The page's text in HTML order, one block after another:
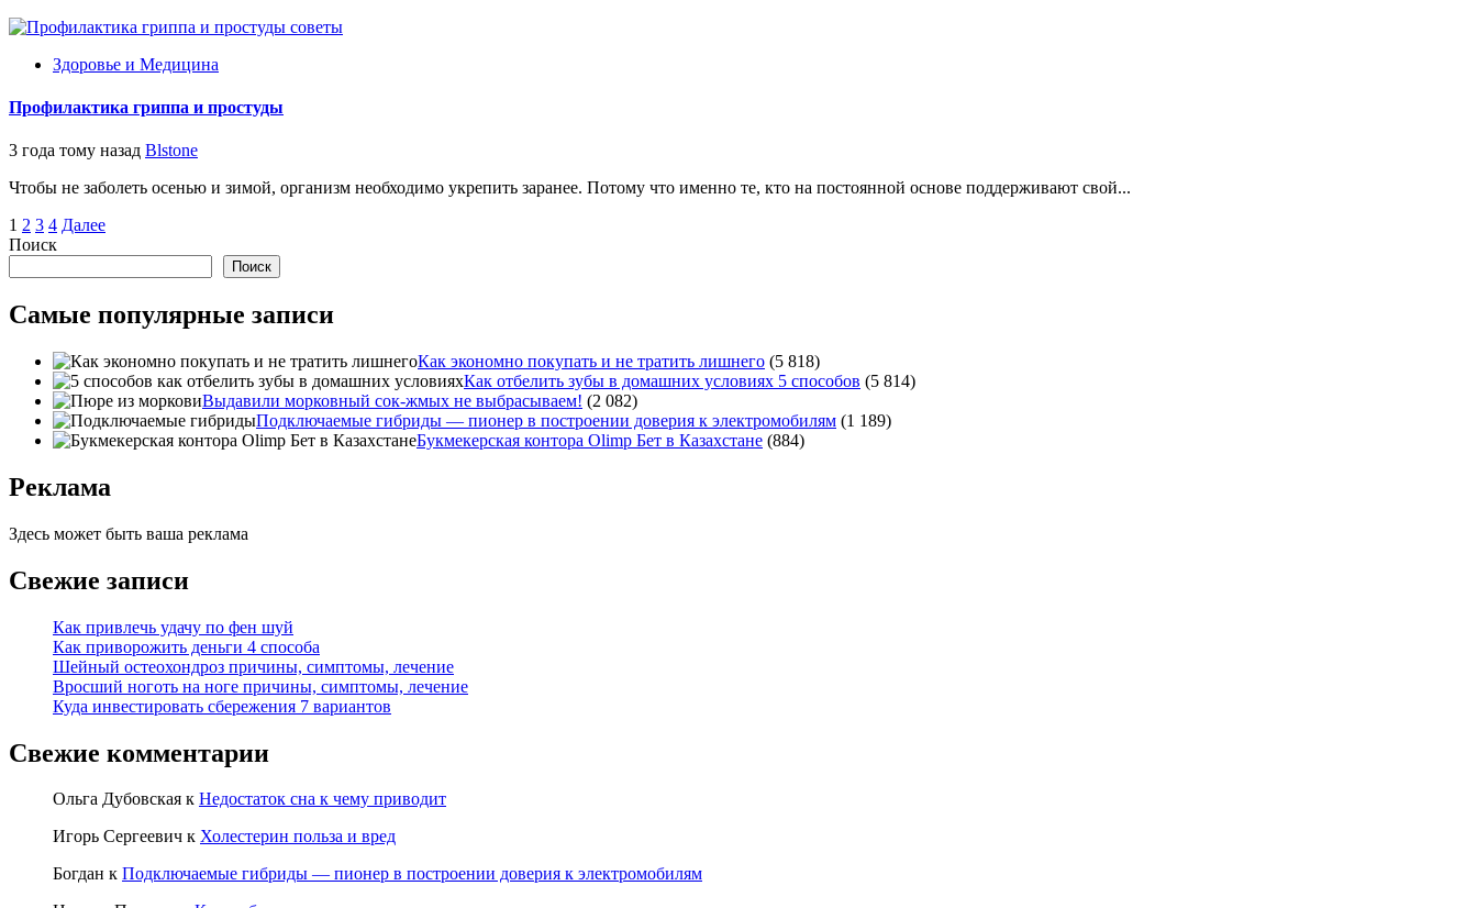
Здоровье и Медицина
Профилактика гриппа и простуды
3 года тому назад Blstone
Чтобы не заболеть осенью и зимой, организм необходимо укрепить заранее. Потому что именно те, кто на постоянной основе поддерживают свой...
Пагинация
записей
1 2 3 4 Далее
Поиск
Поиск
Самые популярные записи
Как экономно покупать и не тратить лишнего (5 818)
Как отбелить зубы в домашних условиях 5 способов (5 814)
Выдавили морковный сок-жмых не выбрасываем! (2 082)
Подключаемые гибриды — пионер в построении доверия к электромобилям (1 189)
Букмекерская контора Olimp Бет в Казахстане (884)
Реклама
Здесь может быть ваша реклама
Свежие записи
Как привлечь удачу по фен шуй
Как приворожить деньги 4 способа
Шейный остеохондроз причины, симптомы, лечение
Вросший ноготь на ноге причины, симптомы, лечение
Куда инвестировать сбережения 7 вариантов
Свежие комментарии
Ольга Дубовская к Недостаток сна к чему приводит
Игорь Сергеевич к Холестерин польза и вред
Богдан к Подключаемые гибриды — пионер в построении доверия к электромобилям